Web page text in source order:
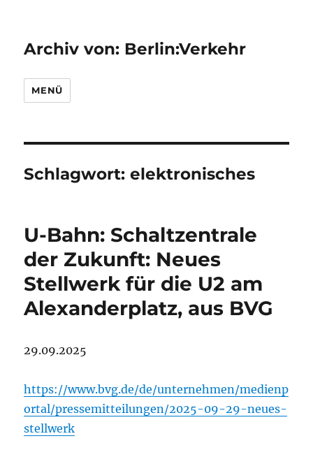
Archiv von: Berlin:Verkehr
MENÜ
Schlagwort:elektronisches
U-Bahn: Schaltzentrale
der Zukunft: Neues
Stellwerk für die U2 am
Alexanderplatz, aus BVG
29.09.2025
https://www.bvg.de/de/unternehmen/medienp
ortal/pressemitteilungen/2025-09-29-neues-
stellwerk